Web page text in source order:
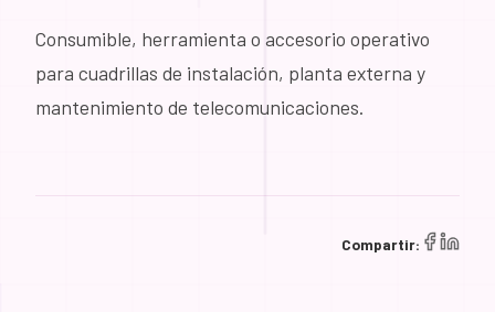
Consumible, herramienta o accesorio operativo
para cuadrillas de instalación, planta externa y
mantenimiento de telecomunicaciones.
Compartir: